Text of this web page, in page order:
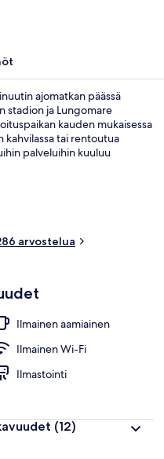
ajomatkan päässä
stadion ja Lungomare
kauden mukaisessa
kahvilassa tai rentoutua
palveluihin kuuluu
arvostelua
Ilmainen aamiainen
Ilmainen Wi-Fi
Ilmastointi
(12)